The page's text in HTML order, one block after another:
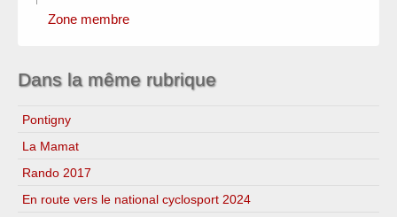
Sponsors
Zone membre
Dans la même rubrique
Pontigny
La Mamat
Rando 2017
En route vers le national cyclosport 2024